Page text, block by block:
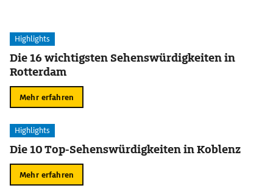
Highlights
Die 16 wichtigsten Sehenswürdigkeiten in
Rotterdam
Mehr erfahren
Highlights
Die 10 Top-Sehenswürdigkeiten in Koblenz
Mehr erfahren